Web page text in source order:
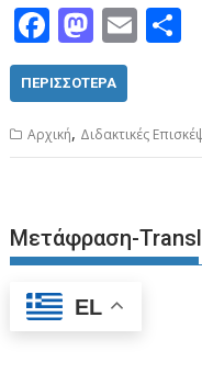
F
ac
e
b
o
k
M
as
to
d
o
E
l
ε
ΠΕΡΙΣΣΌΤΕΡΑ
Aρχική, Διδακτικές
Μετάφραση-
EL